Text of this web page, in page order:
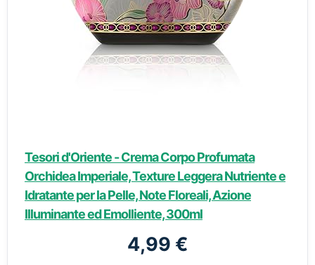
Tesori d'Oriente - Crema Corpo Profumata
Orchidea Imperiale, Texture Leggera Nutriente e
Idratante per la Pelle, Note Floreali, Azione
Illuminante ed Emolliente, 300ml
4,99 €